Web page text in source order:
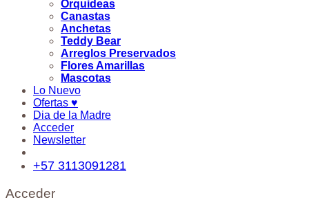
Orquideas
Canastas
Anchetas
Teddy Bear
Arreglos Preservados
Flores Amarillas
Mascotas
Lo Nuevo
Ofertas ♥
Dia de la Madre
Acceder
Newsletter
+57 3113091281
Acceder